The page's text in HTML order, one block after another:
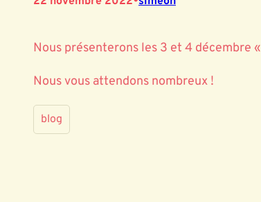
Nous présenterons les 3 et 4 décembre
Nous vous attendons nombreux !
blog